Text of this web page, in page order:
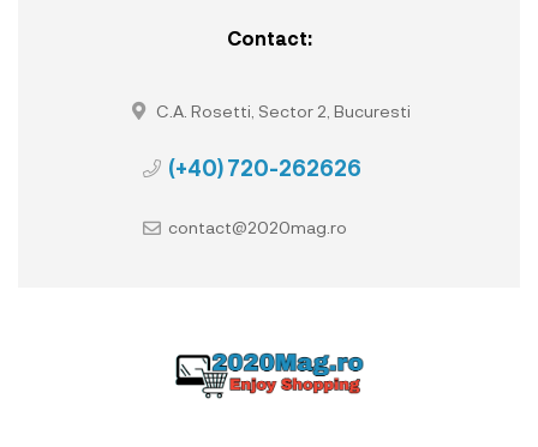
Contact:
C.A. Rosetti, Sector 2, Bucuresti
(+40) 720-262626
contact@2020mag.ro